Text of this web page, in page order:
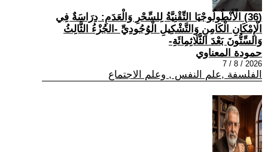
(36) الْأَنْطُولُوجْيَا التِّقْنِيَّةُ لِلسِّحْرِ وَالْعَدَمِ: دِرَاسَةٌ فِي
الْإِمْكَانِ الْكَامِنِ وَالتَّشْكِيلِ الْوُجُودِيِّ -الجُزْءُ الثَّالِثُ
وَالسِّتُّونَ بَعْدَ الثَّلَاثِمِائَةِ-
حمودة المعناوي
2026 / 8 / 7
الفلسفة ,علم النفس , وعلم الاجتماع